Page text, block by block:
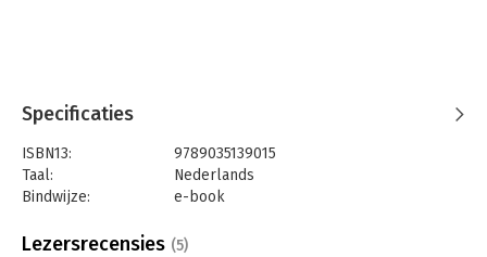
Specificaties
ISBN13:
9789035139015
Taal:
Nederlands
Bindwijze:
e-book
Bestandsformaat:
epub
Lezersrecensies (5)